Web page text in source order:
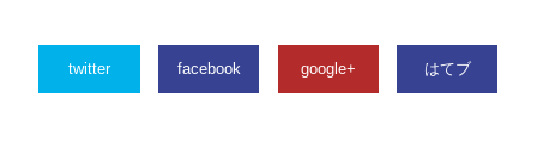
twitter facebook google+ はてブ